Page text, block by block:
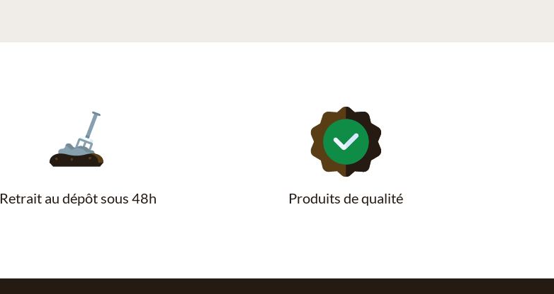
Retrait au dépôt sous 48h Produits de qualité